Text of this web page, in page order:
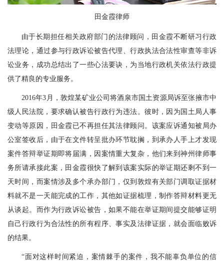
田金霞律师
由于长期担任相关政府部门的法律顾问，田金霞不断研习行政
法理论，通过参与行政诉讼被告代理、行政执法合法性审查等非诉
讼业务，成功总结出了一些心法要诀，为当地行政机关依法行政提
供了精良的专业服务。
2016年3月，敦煌某矿业公司将酒泉市国土资源局诉至张掖市中
级人民法院，要求确认被告行政行为违法。彼时，因为国土局人事
变动等原因，田金霞已不再担任其法律顾问。该案应诉通知被局办
公室签收后，由于在文件转呈批办环节耽搁，到承办人手上才发现
案件答辩举证期即将届满，因案情重大复杂，他们来到神州律师事
务所请承接此案，田金霞很快了解到该案实际的举证期还剩不到一
天时间，而案情涉及多个承办部门，仅到敦煌有关部门调取证据材
料就不是一天能完成的工作，其他如证据梳理，制作答辩材料更无
从谈起。而作为行政诉讼被告，如果不能在举证期间提交能够证明
自己行政行为合法性的所有程序、事实及法律证据，就会面临败诉
的结果。
“面对这样时间紧迫，案情棘手的案件，我不能辜负单位的信